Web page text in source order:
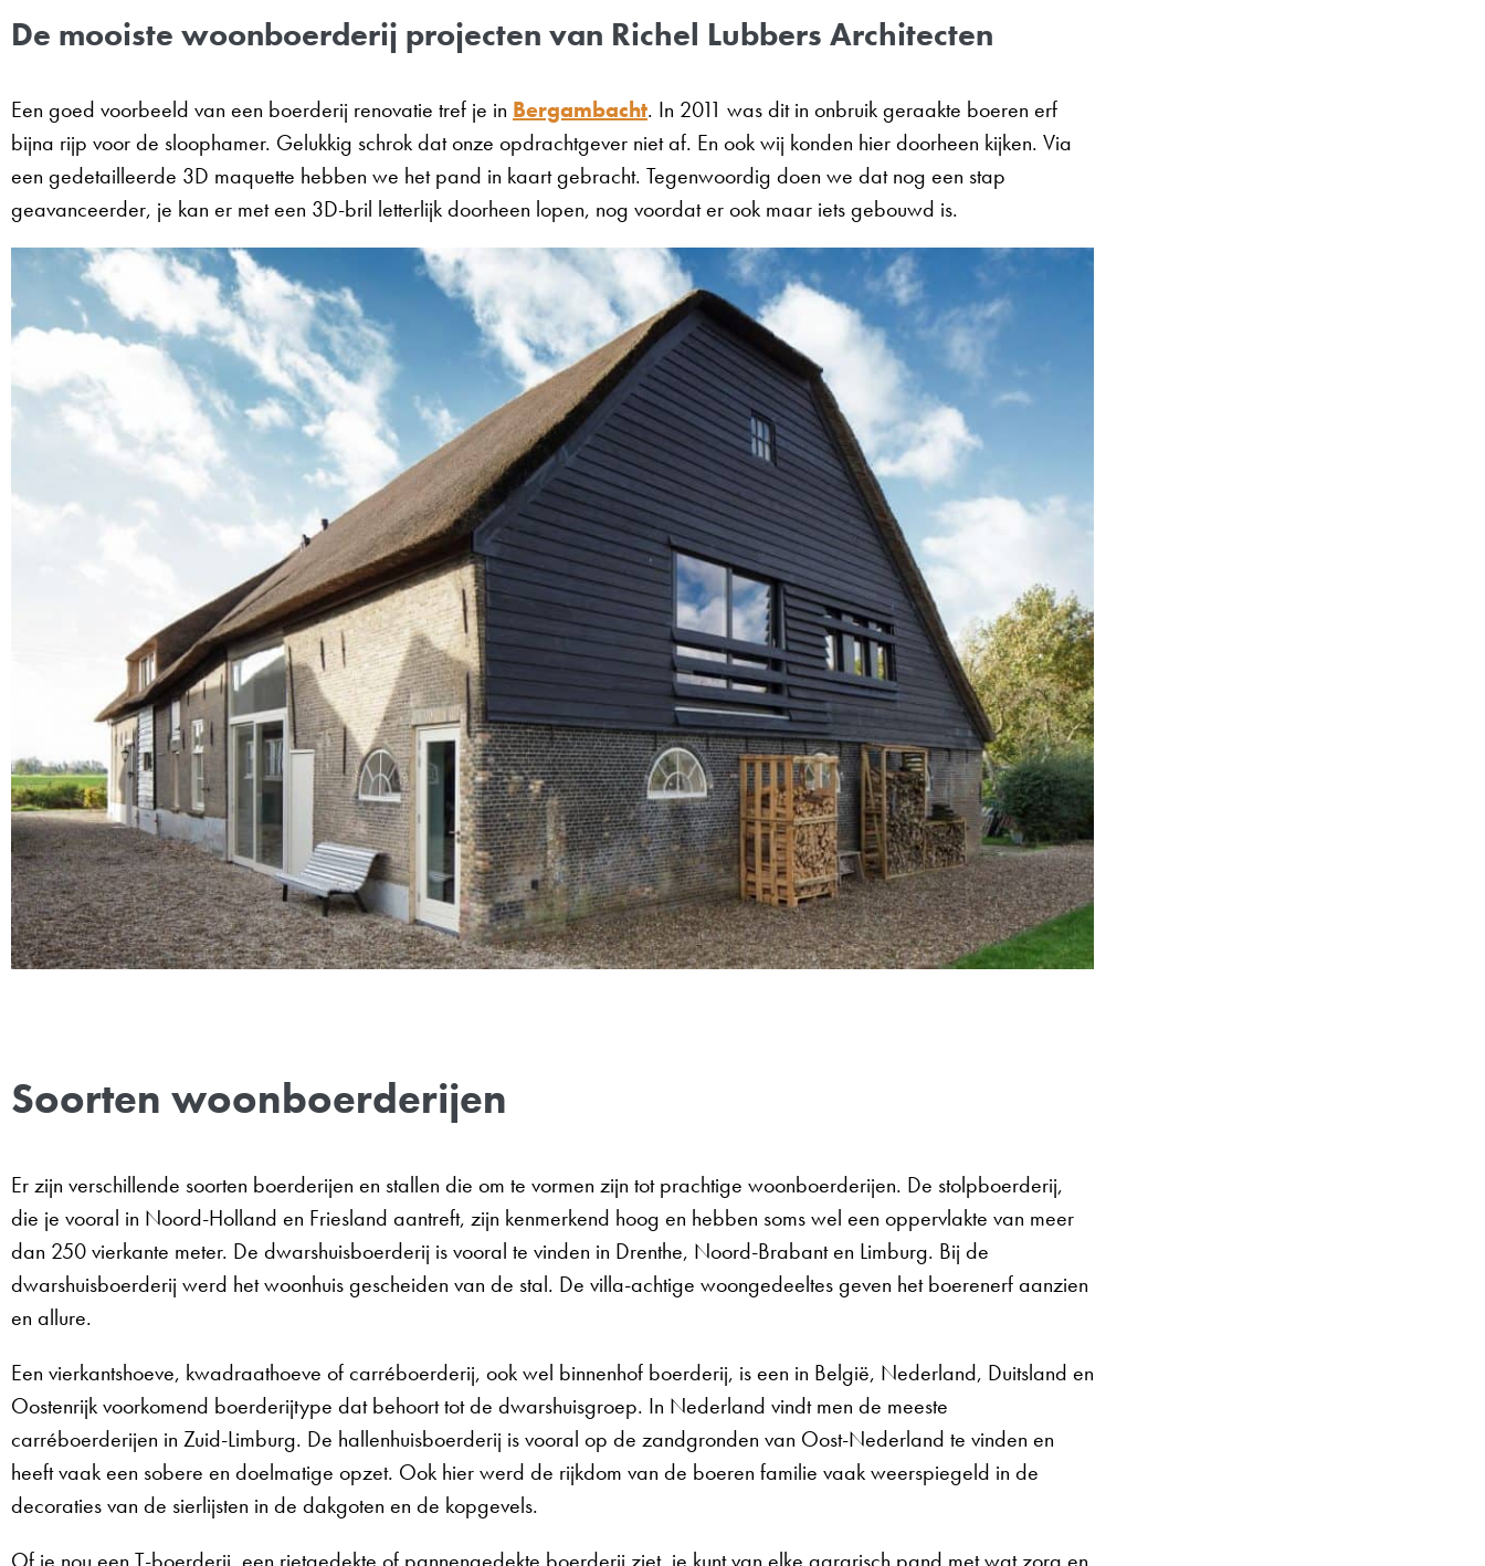
De mooiste woonboerderij projecten van Richel Lubbers Architecten
Een goed voorbeeld van een boerderij renovatie tref je in Bergambacht. In 2011 was dit in onbruik geraakte boeren erf
bijna rijp voor de sloophamer. Gelukkig schrok dat onze opdrachtgever niet af. En ook wij konden hier doorheen kijken. Via
een gedetailleerde 3D maquette hebben we het pand in kaart gebracht. Tegenwoordig doen we dat nog een stap
geavanceerder, je kan er met een 3D-bril letterlijk doorheen lopen, nog voordat er ook maar iets gebouwd is.
Soorten woonboerderijen
Er zijn verschillende soorten boerderijen en stallen die om te vormen zijn tot prachtige woonboerderijen. De stolpboerderij,
die je vooral in Noord-Holland en Friesland aantreft, zijn kenmerkend hoog en hebben soms wel een oppervlakte van meer
dan 250 vierkante meter. De dwarshuisboerderij is vooral te vinden in Drenthe, Noord-Brabant en Limburg. Bij de
dwarshuisboerderij werd het woonhuis gescheiden van de stal. De villa-achtige woongedeeltes geven het boerenerf aanzien
en allure.
Een vierkantshoeve, kwadraathoeve of carréboerderij, ook wel binnenhof boerderij, is een in België, Nederland, Duitsland en
Oostenrijk voorkomend boerderijtype dat behoort tot de dwarshuisgroep. In Nederland vindt men de meeste
carréboerderijen in Zuid-Limburg. De hallenhuisboerderij is vooral op de zandgronden van Oost-Nederland te vinden en
heeft vaak een sobere en doelmatige opzet. Ook hier werd de rijkdom van de boeren familie vaak weerspiegeld in de
decoraties van de sierlijsten in de dakgoten en de kopgevels.